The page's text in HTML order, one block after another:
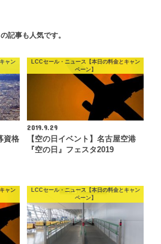
記事も人気です。
ャン
資格
LCCセール・ニュース【本日の料金とキャン
ペーン】
2019.9.29
【空の日イベント】名古屋空港
『空の日』フェスタ2019
ャン
LCCセール・ニュース【本日の料金とキャン
ペーン】